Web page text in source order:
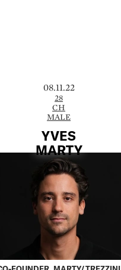
08.11.22
28
CH
MALE
YVES
MARTY